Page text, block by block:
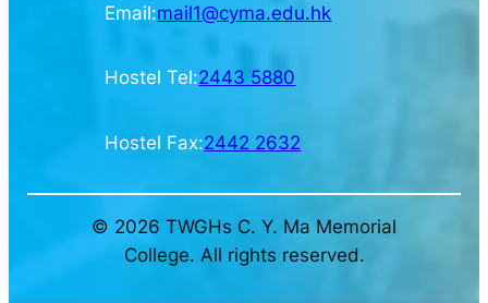
Email:mail1@cyma.edu.hk
Hostel Tel:2443 5880
Hostel Fax:2442 2632
© 2026 TWGHs C. Y. Ma Memorial
College. All rights reserved.